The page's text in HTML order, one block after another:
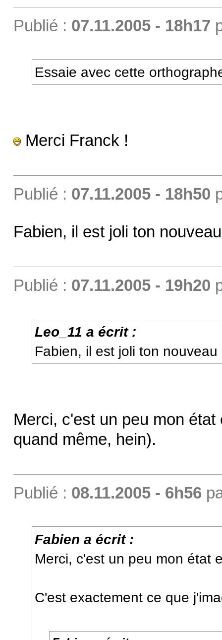
Publié : 07.11.2005 - 18h17
Essaie avec cette
Merci Franck !
Publié : 07.11.2005 - 18h50
Fabien, il est joli ton
Publié : 07.11.2005 - 19h20
Leo_11 a écrit :
Fabien, il est joli ton
Merci, c'est un peu mon
quand même, hein).
Publié : 08.11.2005 - 6h56
Fabien a écrit :
Merci, c'est un peu mon état
C'est exactement ce que